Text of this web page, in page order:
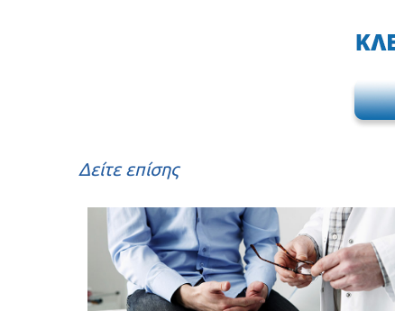
Δείτε επίσης